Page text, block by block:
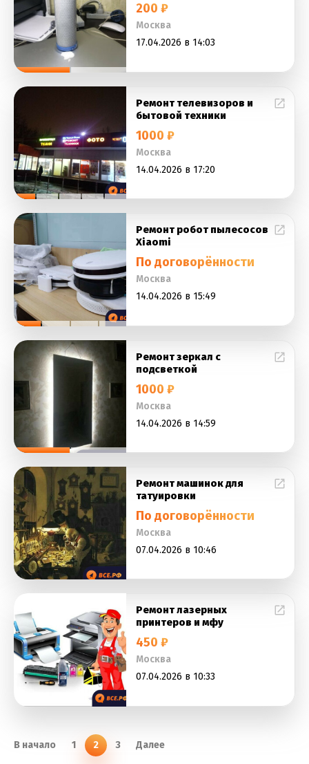
200 ₽
Москва
17.04.2026 в 14:03
Ремонт телевизоров и
бытовой техники
1000 ₽
Москва
14.04.2026 в 17:20
Ремонт робот пылесосов
Xiaomi
По договорённости
Москва
14.04.2026 в 15:49
Ремонт зеркал с
подсветкой
1000 ₽
Москва
14.04.2026 в 14:59
Ремонт машинок для
татуировки
По договорённости
Москва
07.04.2026 в 10:46
Ремонт лазерных
принтеров и мфу
450 ₽
Москва
07.04.2026 в 10:33
В начало 1 2 3 Далее